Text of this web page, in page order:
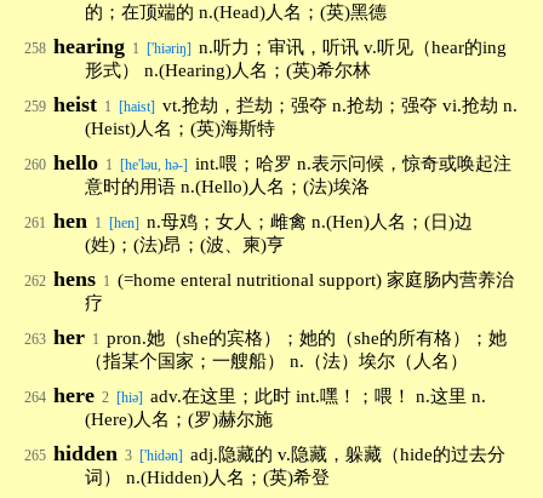
的；在顶端的 n.(Head)人名；(英)黑德
258 hearing 1 ['hiəriŋ] n.听力；审讯，听讯 v.听见（hear的ing
形式） n.(Hearing)人名；(英)希尔林
259 heist 1 [haist] vt.抢劫，拦劫；强夺 n.抢劫；强夺 vi.抢劫 n.
(Heist)人名；(英)海斯特
260 hello 1 [he'ləu, hə-] int.喂；哈罗 n.表示问候，惊奇或唤起注
意时的用语 n.(Hello)人名；(法)埃洛
261 hen 1 [hen] n.母鸡；女人；雌禽 n.(Hen)人名；(日)边
(姓)；(法)昂；(波、柬)亨
262 hens 1 (=home enteral nutritional support) 家庭肠内营养治
疗
263 her 1 pron.她（she的宾格）；她的（she的所有格）；她
（指某个国家；一艘船） n.（法）埃尔（人名）
264 here 2 [hiə] adv.在这里；此时 int.嘿！；喂！ n.这里 n.
(Here)人名；(罗)赫尔施
265 hidden 3 ['hidən] adj.隐藏的 v.隐藏，躲藏（hide的过去分
词） n.(Hidden)人名；(英)希登